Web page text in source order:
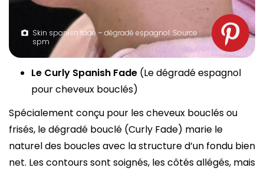
Skin spanish fade – dégradé espagnol. Source :
spm
Le Curly Spanish Fade (Le dégradé espagnol
pour cheveux bouclés)
Spécialement conçu pour les cheveux bouclés ou
frisés, le dégradé bouclé (Curly Fade) marie le
naturel des boucles avec la structure d’un fondu bien
net. Les contours sont soignés, les côtés allégés, mais